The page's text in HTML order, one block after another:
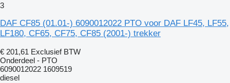
3
DAF CF85 (01.01-) 6090012022 PTO voor DAF LF45, LF55,
LF180, CF65, CF75, CF85 (2001-) trekker
€ 201,61 Exclusief BTW
Onderdeel - PTO
6090012022 1609519
diesel